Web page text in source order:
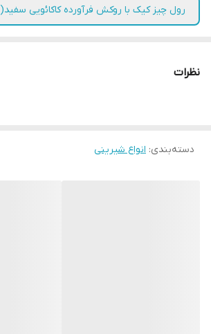
رول چیز کیک با روکش فرآورده کاکائویی سفید(۲۴تایی)
نظرات
دسته‌بندی: انواع شیرینی